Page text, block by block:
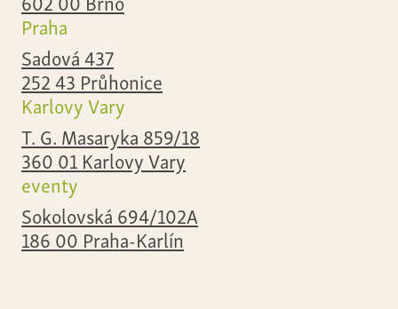
Praha
Sadová 437
252 43 Průhonice
Karlovy Vary
T. G. Masaryka 859/18
360 01 Karlovy Vary
eventy
Sokolovská 694/102A
186 00 Praha-Karlín